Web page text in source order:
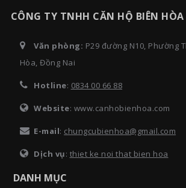
CÔNG TY TNHH CĂN HỘ BIÊN HÒA
Văn phòng: P29 đường N10, Phường
Hòa, Đồng Nai
Hotline: 0834 00 66 88
Website: www.canhobienhoa.com
E-mail: chungcubienhoa@gmail.com
Dịch vụ: thiet ke noi that bien hoa
DANH MỤC